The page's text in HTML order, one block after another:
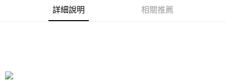
３．安心：先確認商品／服務後，再付款。
【「AFTEE先享後付」結帳流程】
※ 請注意：結帳手續完成當下不需立刻繳費，但若您需要取消訂單，請聯絡
每筆NT$100，滿NT$490(含以上)免運費
宅配
詳細說明 相關推薦